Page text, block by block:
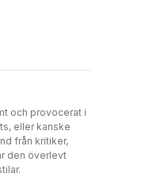
varsin
har betytt för
Det handlar om
mening och
musiken.
och provocerat i
eller kanske
från kritiker,
den överlevt